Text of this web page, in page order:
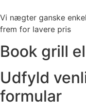
Vi nægter ganske
frem for lavere pris
​Book grill
Udfyld
formular